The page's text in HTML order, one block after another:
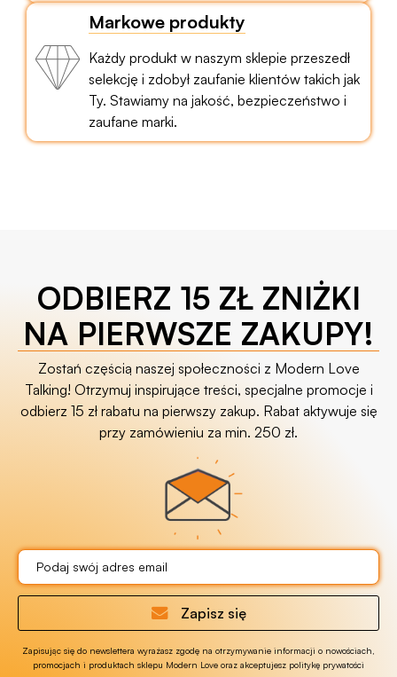
Markowe produkty
Każdy produkt w naszym sklepie przeszedł
selekcję i zdobył zaufanie klientów takich jak
Ty. Stawiamy na jakość, bezpieczeństwo i
zaufane marki.
ODBIERZ 15 ZŁ ZNIŻKI
NA PIERWSZE ZAKUPY!
Zostań częścią naszej społeczności z Modern Love
Talking! Otrzymuj inspirujące treści, specjalne promocje i
odbierz 15 zł rabatu na pierwszy zakup. Rabat aktywuje się
przy zamówieniu za min. 250 zł.
Zapisz się
Zapisując się do newslettera wyrażasz zgodę na otrzymywanie informacji o nowościach,
promocjach i produktach sklepu Modern Love oraz akceptujesz politykę prywatości